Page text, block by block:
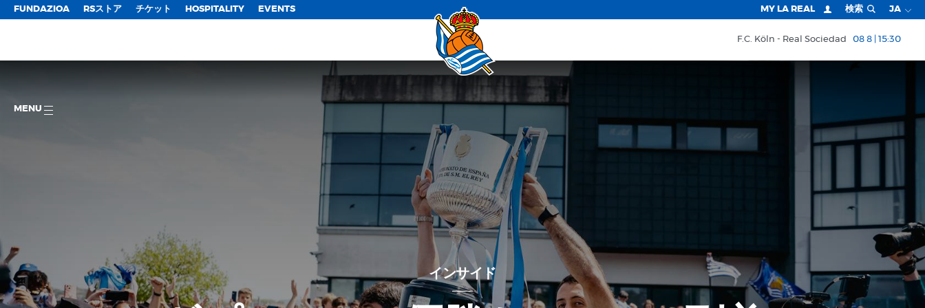
FUNDAZIOA RSストア チケット HOSPITALITY EVENTS MY LA REAL 検索 JA
F.C. Köln Real Sociedad 08 8 | 15:30
MENU
インサイド